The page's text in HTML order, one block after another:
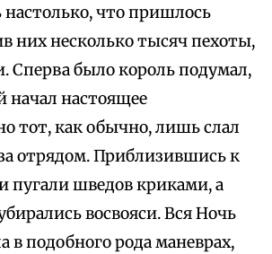
что пришлось
них несколько тысяч пехоты,
Сперва было король подумал,
начал настоящее
тот, как обычно, лишь слал
отрядом. Приблизившись к
пугали шведов криками, а
восвояси. Вся Ночь
в подобного рода маневрах,